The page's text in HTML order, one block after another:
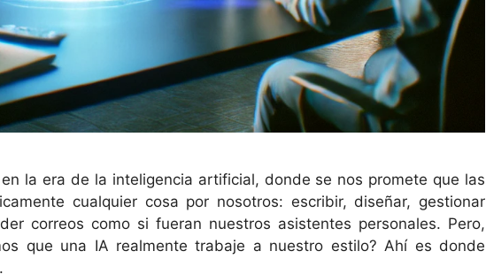
la era de la inteligencia artificial, donde se nos promete que las
cualquier cosa por nosotros: escribir, diseñar, gestionar
correos como si fueran nuestros asistentes personales. Pero,
que una IA realmente trabaje a nuestro estilo? Ahí es donde